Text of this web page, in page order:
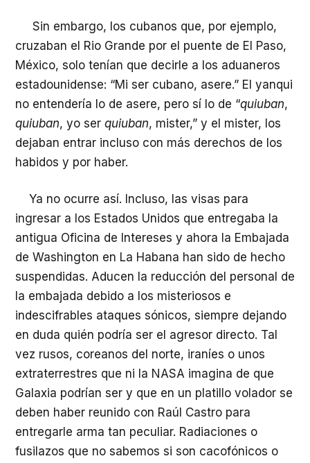
Sin embargo, los cubanos que, por ejemplo,
cruzaban el Rio Grande por el puente de El Paso,
México, solo tenían que decirle a los aduaneros
estadounidense: “Mi ser cubano, asere.” El yanqui
no entendería lo de asere, pero sí lo de “quiuban,
quiuban, yo ser quiuban, mister,” y el mister, los
dejaban entrar incluso con más derechos de los
habidos y por haber.
Ya no ocurre así. Incluso, las visas para
ingresar a los Estados Unidos que entregaba la
antigua Oficina de Intereses y ahora la Embajada
de Washington en La Habana han sido de hecho
suspendidas. Aducen la reducción del personal de
la embajada debido a los misteriosos e
indescifrables ataques sónicos, siempre dejando
en duda quién podría ser el agresor directo. Tal
vez rusos, coreanos del norte, iraníes o unos
extraterrestres que ni la NASA imagina de que
Galaxia podrían ser y que en un platillo volador se
deben haber reunido con Raúl Castro para
entregarle arma tan peculiar. Radiaciones o
fusilazos que no sabemos si son cacofónicos o